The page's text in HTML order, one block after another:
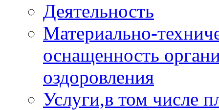
Деятельность
Материально-
оснащенность
оздоровления
Услуги,в том числе